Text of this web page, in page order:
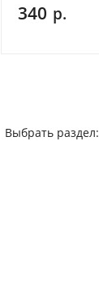
340 р.
Выбрать раздел: